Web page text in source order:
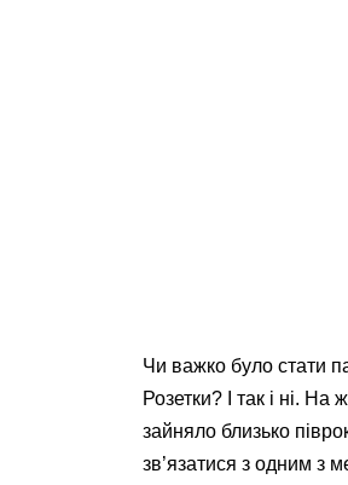
Чи важко було стати
Розетки? І так і ні. На
зайняло близько
зв’язатися з одним з